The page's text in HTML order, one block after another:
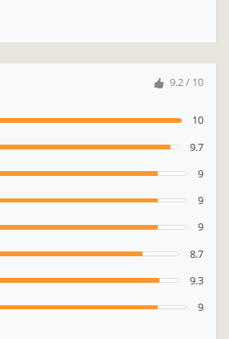
9.2 / 10
10
9.7
9
9
9
8.7
9.3
9